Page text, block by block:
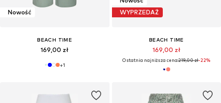
Nowość
BEACH TIME
169,00 zł
+1
WYPRZEDAŻ
BEACH TIME
169,00 zł
Ostatnia najniższa cena:219,00 zł-22%